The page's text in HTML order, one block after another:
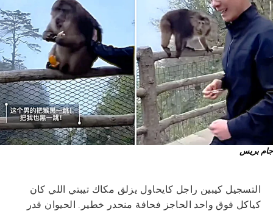
جام بريس
التسجيل كيبين راجل كايحاول يزلق مكاك تيبتي اللي كان
كياكل فوق واحد الحاجز فحافة منحدر خطير. الحيوان قدر